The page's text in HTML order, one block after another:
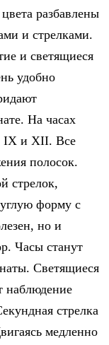
разбавлены
и стрелками.
и светящиеся
удобно
На часах
IX и XII. Все
полосок.
стрелок,
форму с
но и
Часы станут
Светящиеся
наблюдение
стрелка
медленно